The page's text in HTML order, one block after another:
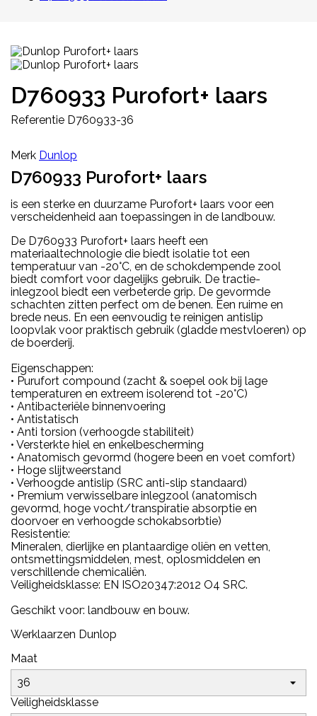
D760933 Purofort+ laars
Referentie D760933-36
Merk Dunlop
D760933 Purofort+ laars
is een sterke en duurzame Purofort+ laars voor een
verscheidenheid aan toepassingen in de landbouw.
De D760933 Purofort+ laars heeft een
materiaaltechnologie die biedt isolatie tot een
temperatuur van -20°C, en de schokdempende zool
biedt comfort voor dagelijks gebruik. De tractie-
inlegzool biedt een verbeterde grip. De gevormde
schachten zitten perfect om de benen. Een ruime en
brede neus. En een eenvoudig te reinigen antislip
loopvlak voor praktisch gebruik (gladde mestvloeren) op
de boerderij.
Eigenschappen:
• Purufort compound (zacht & soepel ook bij lage
temperaturen en extreem isolerend tot -20°C)
• Antibacteriële binnenvoering
• Antistatisch
• Anti torsion (verhoogde stabiliteit)
• Versterkte hiel en enkelbescherming
• Anatomisch gevormd (hogere been en voet comfort)
• Hoge slijtweerstand
• Verhoogde antislip (SRC anti-slip standaard)
• Premium verwisselbare inlegzool (anatomisch
gevormd, hoge vocht/transpiratie absorptie en
doorvoer en verhoogde schokabsorbtie)
Resistentie:
Mineralen, dierlijke en plantaardige oliën en vetten,
ontsmettingsmiddelen, mest, oplosmiddelen en
verschillende chemicaliën.
Veiligheidsklasse: EN ISO20347:2012 O4 SRC.
Geschikt voor: landbouw en bouw.
Werklaarzen Dunlop
Maat
Veiligheidsklasse